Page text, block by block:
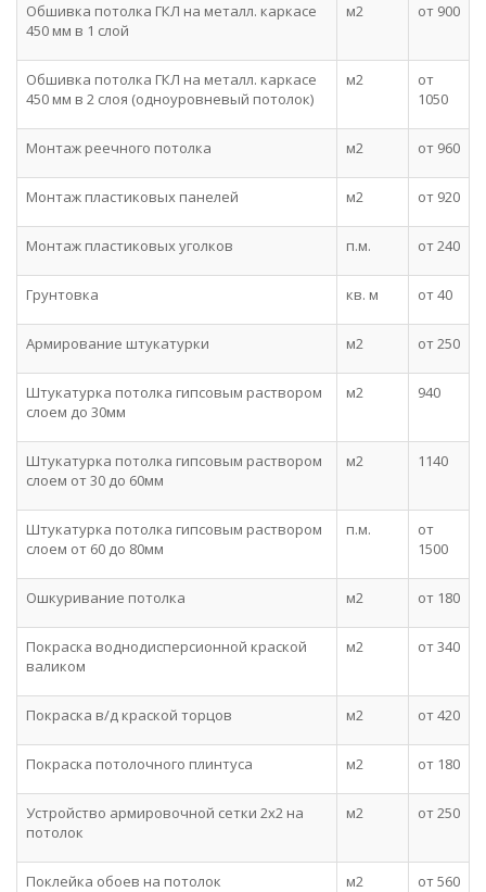
Обшивка потолка ГКЛ на металл. каркасе
450 мм в 1 слой
м2 от 900
Обшивка потолка ГКЛ на металл. каркасе
450 мм в 2 слоя (одноуровневый потолок)
м2
от
1050
Монтаж реечного потолка м2 от 960
Монтаж пластиковых панелей м2 от 920
Монтаж пластиковых уголков п.м. от 240
Грунтовка кв. м от 40
Армирование штукатурки м2 от 250
Штукатурка потолка гипсовым раствором
слоем до 30мм
м2 940
Штукатурка потолка гипсовым раствором
слоем от 30 до 60мм
м2 1140
Штукатурка потолка гипсовым раствором
слоем от 60 до 80мм
п.м.
от
1500
Ошкуривание потолка м2 от 180
Покраска воднодисперсионной краской
валиком
м2 от 340
Покраска в/д краской торцов м2 от 420
Покраска потолочного плинтуса м2 от 180
Устройство армировочной сетки 2х2 на
потолок
м2 от 250
Поклейка обоев на потолок м2 от 560